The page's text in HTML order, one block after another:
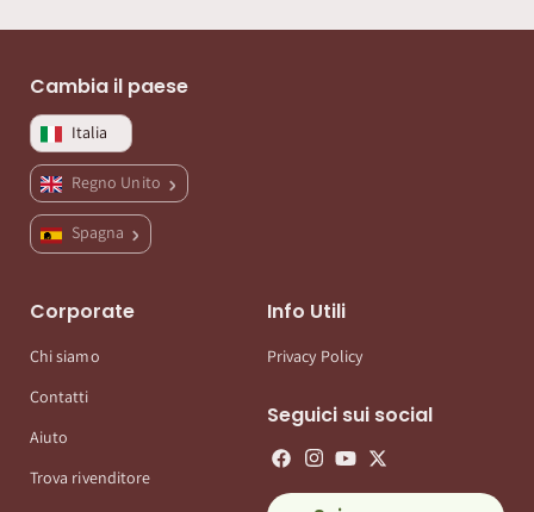
Cambia il paese
Italia
Regno Unito
Spagna
Corporate
Chi siamo
Contatti
Aiuto
Trova rivenditore
Info Utili
Privacy Policy
Seguici sui social